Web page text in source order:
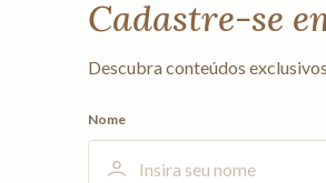
Cadastre-se
Descubra conteúdos
Nome